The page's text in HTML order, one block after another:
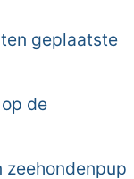
geplaatste
de
zeehondenpup